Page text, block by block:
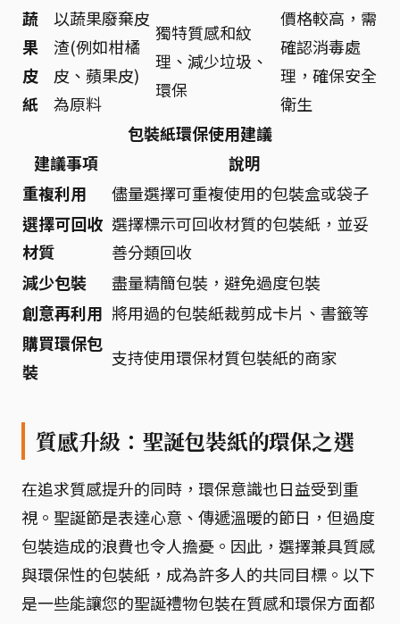
蔬
果
皮
紙
以蔬果廢棄皮
渣(例如柑橘
皮、蘋果皮)
為原料
獨特質感和紋
理、減少垃圾、
環保
價格較高，需
確認消毒處
理，確保安全
衛生
包裝紙環保使用建議
建議事項
說明
重複利用
儘量選擇可重複使用的包裝盒或袋子
選擇可回收
材質
選擇標示可回收材質的包裝紙，並妥
善分類回收
減少包裝
盡量精簡包裝，避免過度包裝
創意再利用 將用過的包裝紙裁剪成卡片、書籤等
購買環保包
裝
支持使用環保材質包裝紙的商家
質感升級：聖誕包裝紙的環保之選
在追求質感提升的同時，環保意識也日益受到重
視。聖誕節是表達心意、傳遞溫暖的節日，但過度
包裝造成的浪費也令人擔憂。因此，選擇兼具質感
與環保性的包裝紙，成為許多人的共同目標。以下
是一些能讓您的聖誕禮物包裝在質感和環保方面都